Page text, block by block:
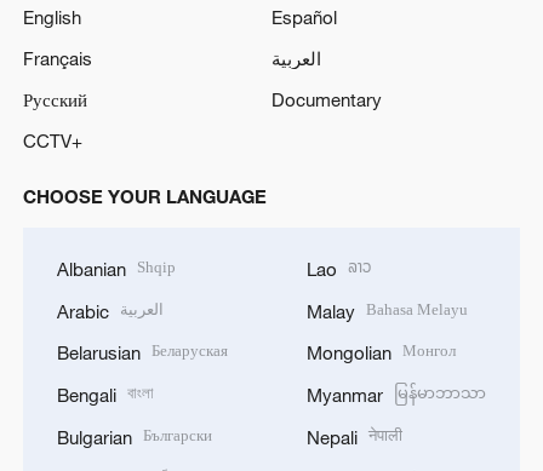
English
Español
Français
العربية
Русский
Documentary
CCTV+
CHOOSE YOUR LANGUAGE
Albanian Shqip
Arabic العربية
Belarusian Беларуская
Bengali বাংলা
Bulgarian Български
Lao ລາວ
Malay Bahasa Melayu
Mongolian Монгол
Myanmar မြန်မာဘာသာ
Nepali नेपाली